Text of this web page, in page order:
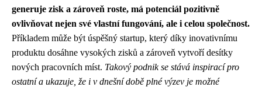
generuje zisk a zároveň roste, má potenciál pozitivně
ovlivňovat nejen své vlastní fungování, ale i celou společnost.
Příkladem může být úspěšný startup, který díky inovativnímu
produktu dosáhne vysokých zisků a zároveň vytvoří desítky
nových pracovních míst. Takový podnik se stává inspirací pro
ostatní a ukazuje, že i v dnešní době plné výzev je možné